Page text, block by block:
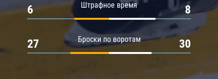
Штрафное время
6 8
Броски по воротам
27 30